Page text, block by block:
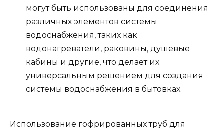
могут быть использованы для соединения
различных элементов системы
водоснабжения, таких как
водонагреватели, раковины, душевые
кабины и другие, что делает их
универсальным решением для создания
системы водоснабжения в бытовках.
Использование гофрированных труб для